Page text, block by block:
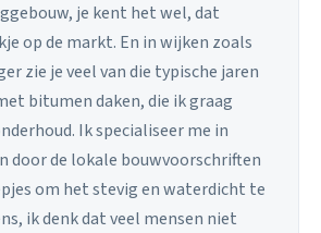
je kent het wel, dat
op de markt. En in wijken zoals
zie je veel van die typische jaren
bitumen daken, die ik graag
Ik specialiseer me in
door de lokale bouwvoorschriften
om het stevig en waterdicht te
ik denk dat veel mensen niet